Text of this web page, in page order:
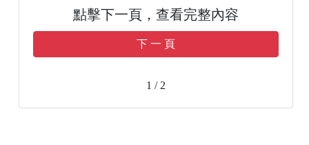
點擊下一頁，查看完整內容
下 一 頁
1 / 2